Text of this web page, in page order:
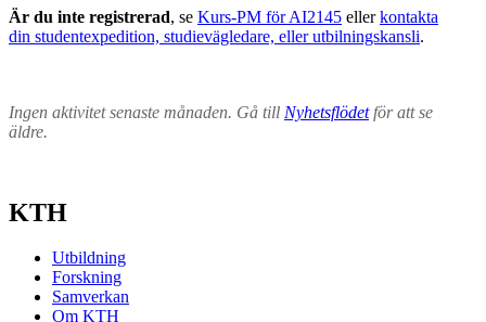
Är du inte registrerad, se Kurs-PM för AI2145 ellerkontakta
din studentexpedition, studievägledare, eller utbilningskansli.
Ingen aktivitet senaste månaden. Gå till Nyhetsflödetför att se
äldre.
KTH
Utbildning
Forskning
Samverkan
Om KTH